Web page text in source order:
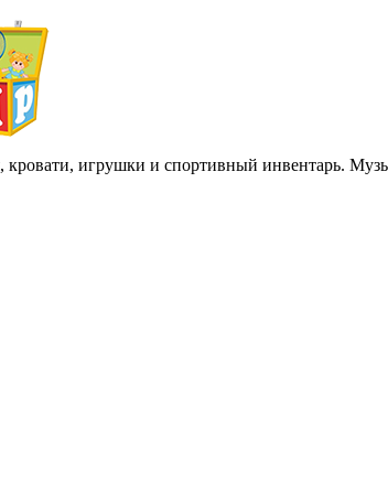
кровати, игрушки и спортивный инвентарь.